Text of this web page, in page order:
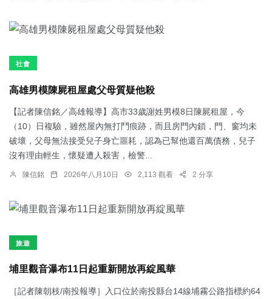
社會
高雄男模陳屍租屋處父母質疑他殺
【記者陳信銘／高雄報導】高市33歲謝姓男模8日陳屍租屋，今
（10）日複驗，雖然屋內無打鬥痕跡，而且房門內鎖，門、窗均未
破壞，父母無法接受兒子身亡噩耗，認為已幫他還百萬債務，兒子
沒有理由輕生，懷疑遭人殺害，檢警...
陳信銘 2026年八月10日 2,113 觀看 2 分享
旅遊
埔里觀音瀑布11日起重新開放再綻風華
［記者陳朝枝/南投報導］入口位於南投縣台14線埔霧公路指標約64